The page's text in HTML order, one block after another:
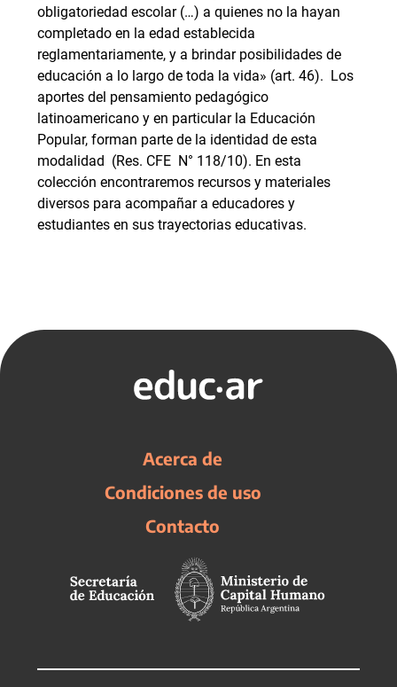
obligatoriedad escolar (…) a quienes no la hayan
completado en la edad establecida
reglamentariamente, y a brindar posibilidades de
educación a lo largo de toda la vida» (art. 46). Los
aportes del pensamiento pedagógico
latinoamericano y en particular la Educación
Popular, forman parte de la identidad de esta
modalidad (Res. CFE N° 118/10). En esta
colección encontraremos recursos y materiales
diversos para acompañar a educadores y
estudiantes en sus trayectorias educativas.
Acerca de
Condiciones de uso
Contacto